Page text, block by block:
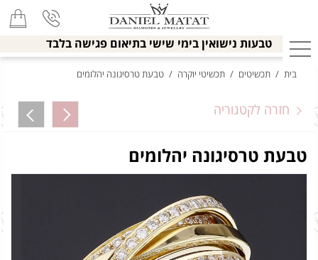
טבעות נישואין בימי שישי בתיאום פגישה בלבד
בית / תכשיטים / תכשיטי יוקרה / טבעת טרסיגונה יהלומים
חזרה לקטגוריה
טבעת טרסיגונה יהלומים